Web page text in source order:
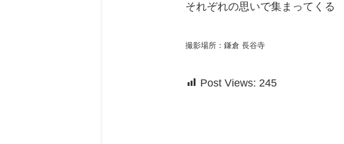
それぞれの思いで集まってくる
撮影場所：鎌倉 長谷寺
Post Views: 245